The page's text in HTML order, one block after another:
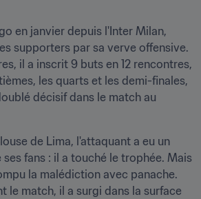
supporters par sa verve offensive.
il a inscrit 9 buts en 12 rencontres,
les quarts et les demi-finales,
décisif dans le match au
de Lima, l'attaquant a eu un
fans : il a touché le trophée. Mais
la malédiction avec panache.
le match, il a surgi dans la surface